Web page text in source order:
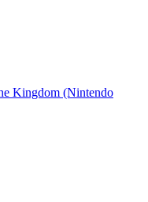
Kingdom (Nintendo